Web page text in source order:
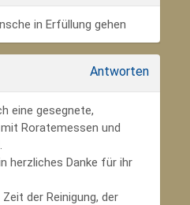
in Erfüllung gehen
Antworten
eine gesegnete,
Roratemessen und
herzliches Danke für ihr
der Reinigung, der